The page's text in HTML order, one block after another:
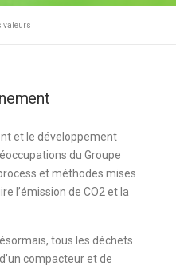
valeurs
et le développement
du Groupe
et méthodes mises
l’émission de CO2 et la
tous les déchets
compacteur et de